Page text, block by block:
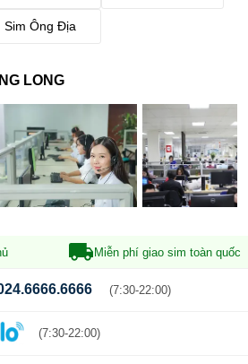
Sim Ông Địa
LONG
Miễn phí giao sim toàn quốc
(7:30-22:00)
(7:30-22:00)